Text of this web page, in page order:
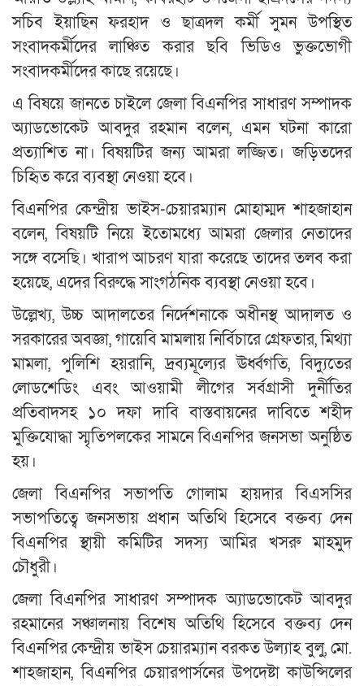
সচিব ইয়াছিন ফরহাদ ও ছাত্রদল কর্মী সুমন উপস্থিত
সংবাদকর্মীদের লাঞ্চিত করার ছবি ভিডিও ভুক্তভোগী
সংবাদকর্মীদের কাছে রয়েছে।
এ বিষয়ে জানতে চাইলে জেলা বিএনপির সাধারণ সম্পাদক
অ্যাডভোকেট আবদুর রহমান বলেন, এমন ঘটনা কারো
প্রত্যাশিত না। বিষয়টির জন্য আমরা লজ্জিত। জড়িতদের
চিহিৃত করে ব্যবস্থা নেওয়া হবে।
বিএনপির কেন্দ্রীয় ভাইস-চেয়ারম্যান মোহাম্মদ শাহজাহান
বলেন, বিষয়টি নিয়ে ইতোমধ্যে আমরা জেলার নেতাদের
সঙ্গে বসেছি। খারাপ আচরণ যারা করেছে তাদের তলব করা
হয়েছে, এদের বিরুদ্ধে সাংগঠনিক ব্যবস্থা নেওয়া হবে।
উল্লেখ্য, উচ্চ আদালতের নির্দেশনাকে অধীনস্থ আদালত ও
সরকারের অবজ্ঞা, গায়েবি মামলায় নির্বিচারে গ্রেফতার, মিথ্যা
মামলা, পুলিশি হয়রানি, দ্রব্যমূল্যের ঊর্ধ্বগতি, বিদ্যুতের
লোডশেডিং এবং আওয়ামী লীগের সর্বগ্রাসী দুর্নীতির
প্রতিবাদসহ ১০ দফা দাবি বাস্তবায়নের দাবিতে শহীদ
মুক্তিযোদ্ধা স্মৃতিপলকের সামনে বিএনপির জনসভা অনুষ্ঠিত
হয়।
জেলা বিএনপির সভাপতি গোলাম হায়দার বিএসসির
সভাপতিত্বে জনসভায় প্রধান অতিথি হিসেবে বক্তব্য দেন
বিএনপির স্থায়ী কমিটির সদস্য আমির খসরু মাহমুদ
চৌধুরী।
জেলা বিএনপির সাধারণ সম্পাদক অ্যাডভোকেট আবদুর
রহমানের সঞ্চালনায় বিশেষ অতিথি হিসেবে বক্তব্য দেন
বিএনপির কেন্দ্রীয় ভাইস চেয়ারম্যান বরকত উল্যাহ বুলু, মো.
শাহজাহান, বিএনপির চেয়ারপার্সনের উপদেষ্টা কাউন্সিলের